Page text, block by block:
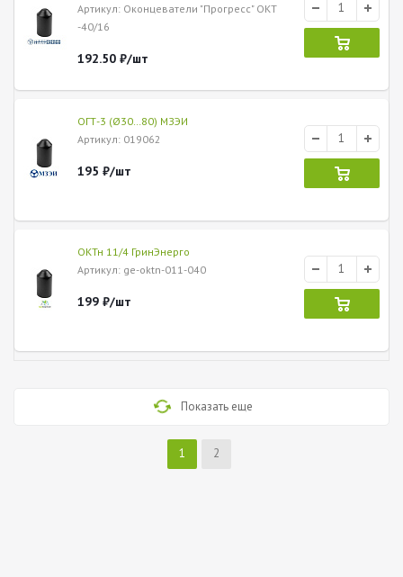
Артикул: Оконцеватели "Прогресс" ОКТ
-40/16
192.50 ₽/шт
ОГТ-3 (Ø30…80) МЗЭИ
Артикул: 019062
195 ₽/шт
ОКТн 11/4 ГринЭнерго
Артикул: ge-oktn-011-040
199 ₽/шт
Показать еще
1 2